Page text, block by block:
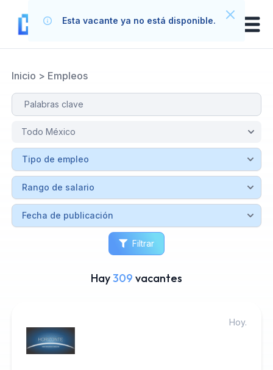
Inicio > Empleos
Filtrar
Hay309 vacantes
Hoy.
Esta vacante ya no está disponible.